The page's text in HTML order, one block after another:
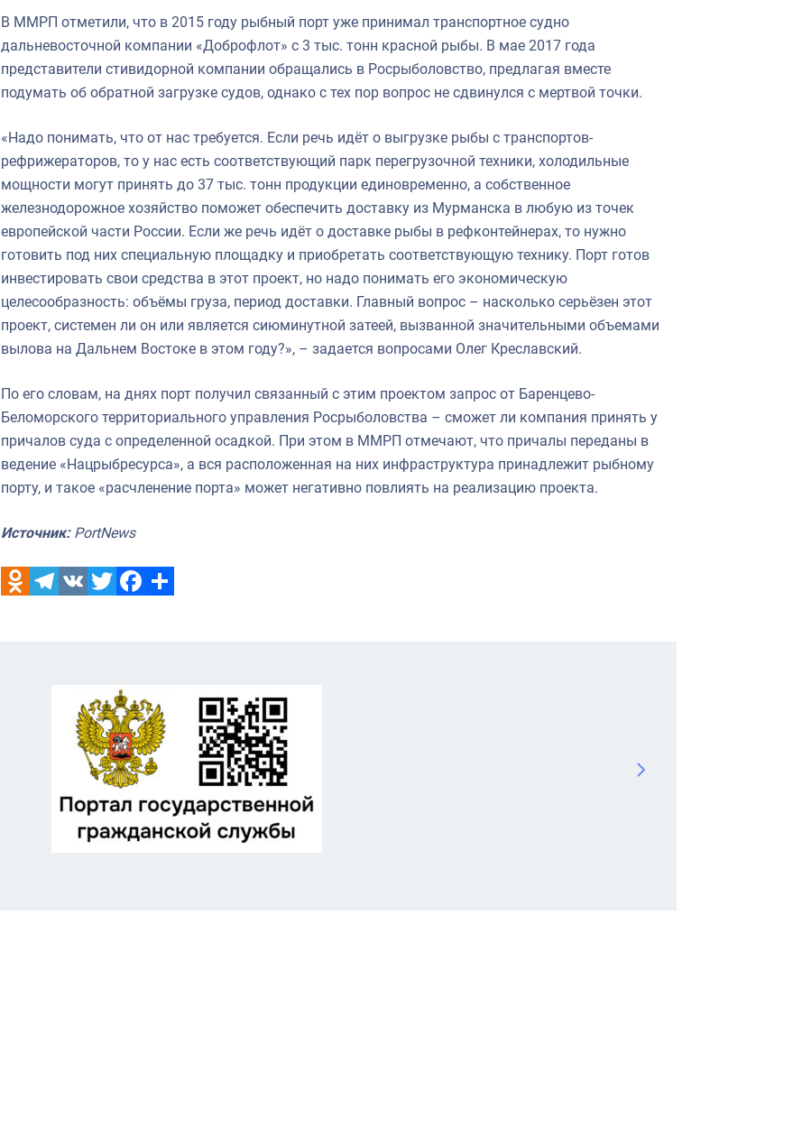
В ММРП отметили, что в 2015 году рыбный порт уже принимал транспортное судно
дальневосточной компании «Доброфлот» с 3 тыс. тонн красной рыбы. В мае 2017 года
представители стивидорной компании обращались в Росрыболовство, предлагая вместе
подумать об обратной загрузке судов, однако с тех пор вопрос не сдвинулся с мертвой точки.
«Надо понимать, что от нас требуется. Если речь идёт о выгрузке рыбы с транспортов-
рефрижераторов, то у нас есть соответствующий парк перегрузочной техники, холодильные
мощности могут принять до 37 тыс. тонн продукции единовременно, а собственное
железнодорожное хозяйство поможет обеспечить доставку из Мурманска в любую из точек
европейской части России. Если же речь идёт о доставке рыбы в рефконтейнерах, то нужно
готовить под них специальную площадку и приобретать соответствующую технику. Порт готов
инвестировать свои средства в этот проект, но надо понимать его экономическую
целесообразность: объёмы груза, период доставки. Главный вопрос – насколько серьёзен этот
проект, системен ли он или является сиюминутной затеей, вызванной значительными объемами
вылова на Дальнем Востоке в этом году?», – задается вопросами Олег Креславский.
По его словам, на днях порт получил связанный с этим проектом запрос от Баренцево-
Беломорского территориального управления Росрыболовства – сможет ли компания принять у
причалов суда с определенной осадкой. При этом в ММРП отмечают, что причалы переданы в
ведение «Нацрыбресурса», а вся расположенная на них инфраструктура принадлежит рыбному
порту, и такое «расчленение порта» может негативно повлиять на реализацию проекта.
Источник: PortNews